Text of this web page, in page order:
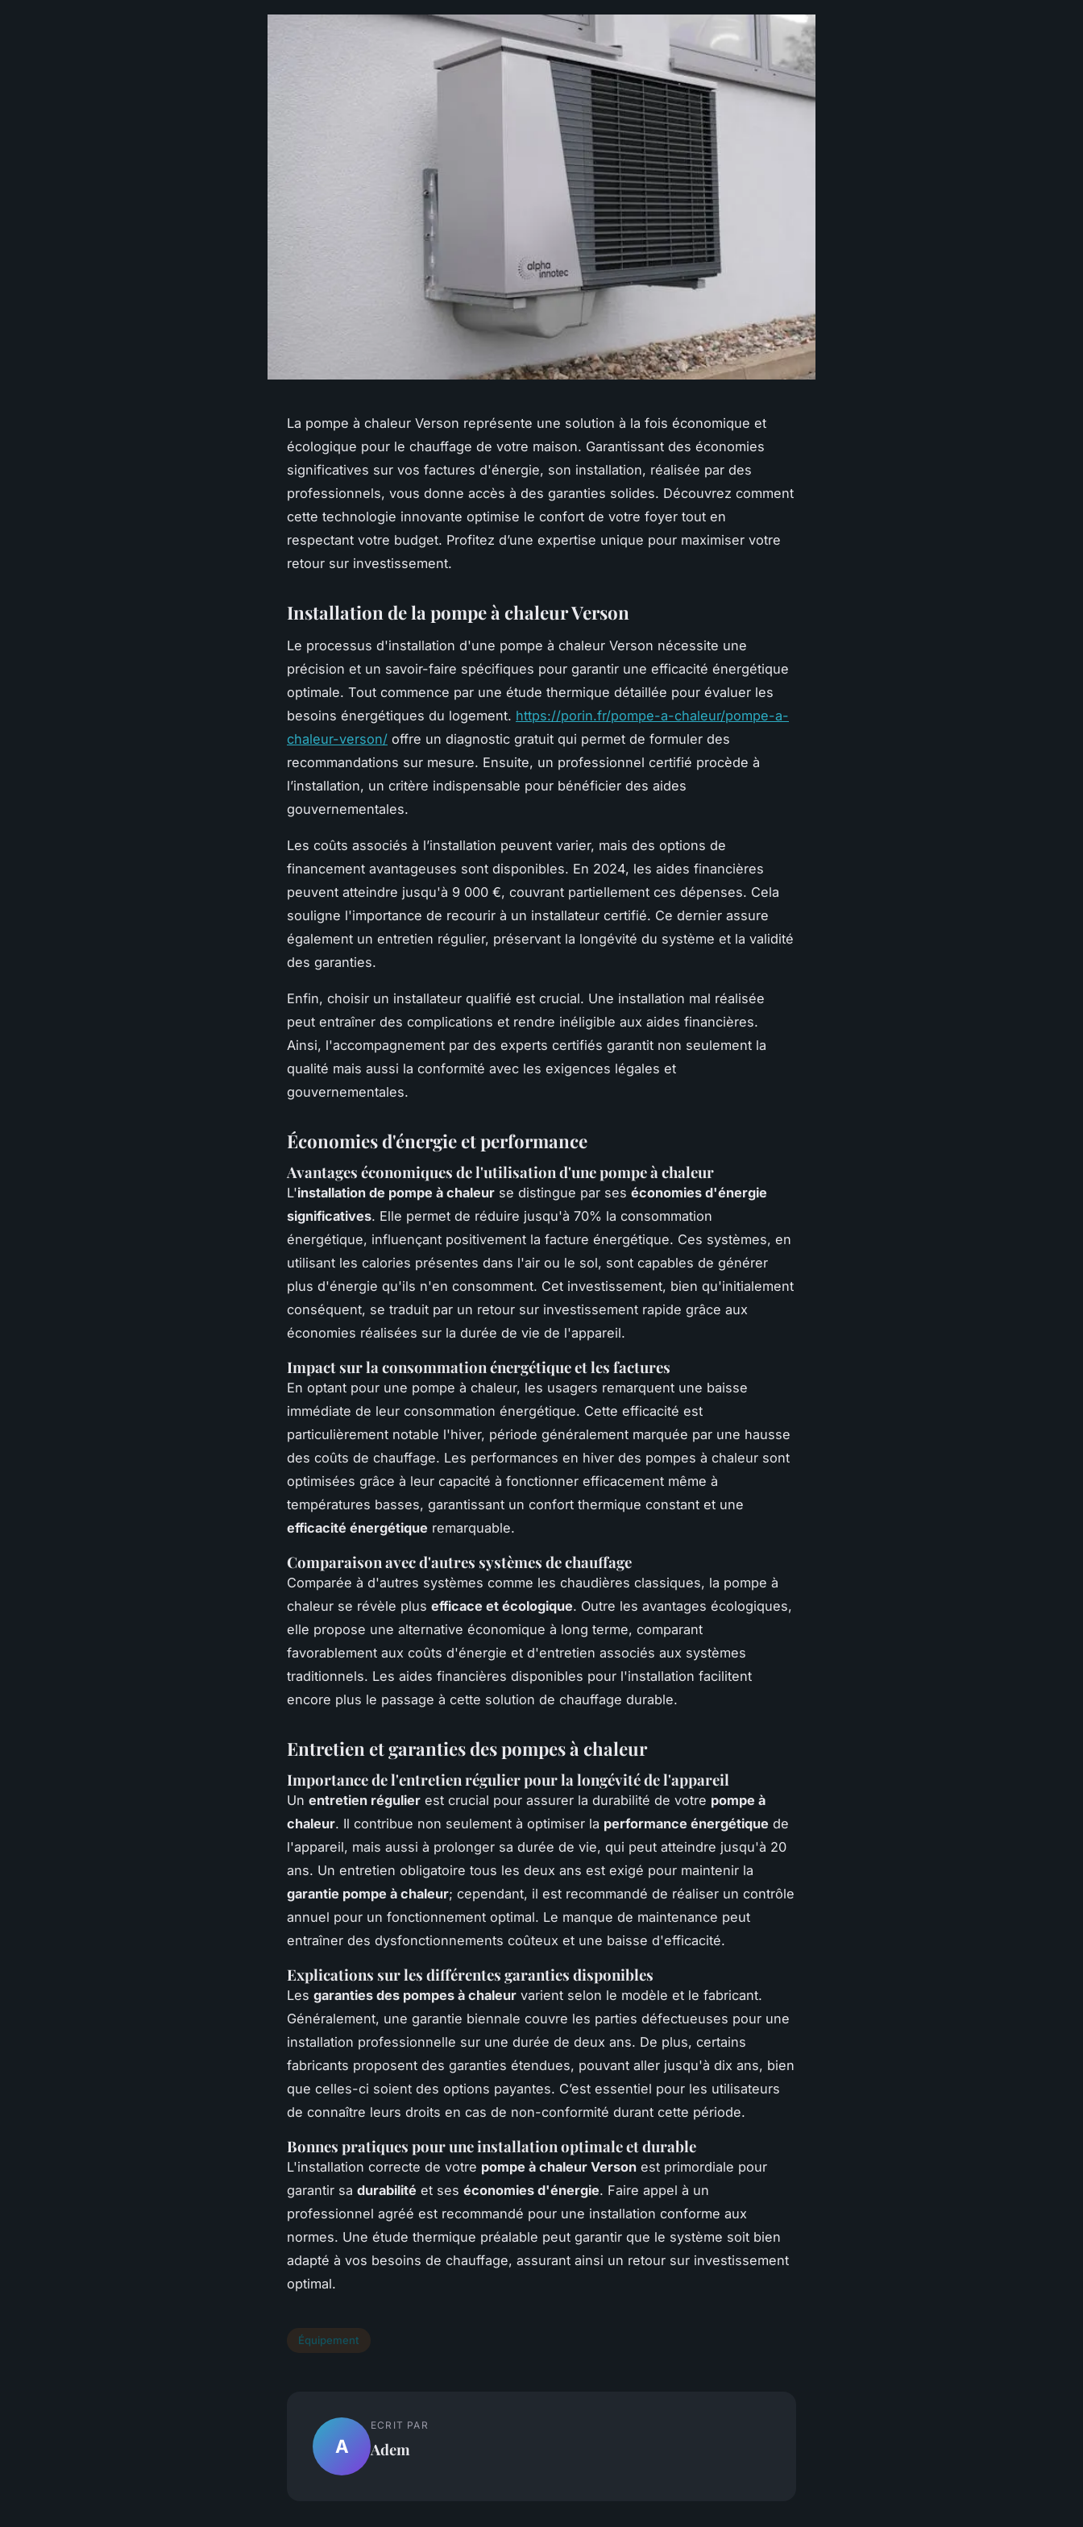
La pompe à chaleur Verson représente une solution à la fois économique et
écologique pour le chauffage de votre maison. Garantissant des économies
significatives sur vos factures d'énergie, son installation, réalisée par des
professionnels, vous donne accès à des garanties solides. Découvrez comment
cette technologie innovante optimise le confort de votre foyer tout en
respectant votre budget. Profitez d’une expertise unique pour maximiser votre
retour sur investissement.
Installation de la pompe à chaleur Verson
Le processus d'installation d'une pompe à chaleur Verson nécessite une
précision et un savoir-faire spécifiques pour garantir une efficacité énergétique
optimale. Tout commence par une étude thermique détaillée pour évaluer les
besoins énergétiques du logement. https://porin.fr/pompe-a-chaleur/pompe-a-
chaleur-verson/ offre un diagnostic gratuit qui permet de formuler des
recommandations sur mesure. Ensuite, un professionnel certifié procède à
l’installation, un critère indispensable pour bénéficier des aides
gouvernementales.
Les coûts associés à l’installation peuvent varier, mais des options de
financement avantageuses sont disponibles. En 2024, les aides financières
peuvent atteindre jusqu'à 9 000 €, couvrant partiellement ces dépenses. Cela
souligne l'importance de recourir à un installateur certifié. Ce dernier assure
également un entretien régulier, préservant la longévité du système et la validité
des garanties.
Enfin, choisir un installateur qualifié est crucial. Une installation mal réalisée
peut entraîner des complications et rendre inéligible aux aides financières.
Ainsi, l'accompagnement par des experts certifiés garantit non seulement la
qualité mais aussi la conformité avec les exigences légales et
gouvernementales.
Économies d'énergie et performance
Avantages économiques de l'utilisation d'une pompe à chaleur
L'installation de pompe à chaleur se distingue par ses économies d'énergie
significatives. Elle permet de réduire jusqu'à 70% la consommation
énergétique, influençant positivement la facture énergétique. Ces systèmes, en
utilisant les calories présentes dans l'air ou le sol, sont capables de générer
plus d'énergie qu'ils n'en consomment. Cet investissement, bien qu'initialement
conséquent, se traduit par un retour sur investissement rapide grâce aux
économies réalisées sur la durée de vie de l'appareil.
Impact sur la consommation énergétique et les factures
En optant pour une pompe à chaleur, les usagers remarquent une baisse
immédiate de leur consommation énergétique. Cette efficacité est
particulièrement notable l'hiver, période généralement marquée par une hausse
des coûts de chauffage. Les performances en hiver des pompes à chaleur sont
optimisées grâce à leur capacité à fonctionner efficacement même à
températures basses, garantissant un confort thermique constant et une
efficacité énergétique remarquable.
Comparaison avec d'autres systèmes de chauffage
Comparée à d'autres systèmes comme les chaudières classiques, la pompe à
chaleur se révèle plus efficace et écologique. Outre les avantages écologiques,
elle propose une alternative économique à long terme, comparant
favorablement aux coûts d'énergie et d'entretien associés aux systèmes
traditionnels. Les aides financières disponibles pour l'installation facilitent
encore plus le passage à cette solution de chauffage durable.
Entretien et garanties des pompes à chaleur
Importance de l'entretien régulier pour la longévité de l'appareil
Un entretien régulier est crucial pour assurer la durabilité de votre pompe à
chaleur. Il contribue non seulement à optimiser la performance énergétique de
l'appareil, mais aussi à prolonger sa durée de vie, qui peut atteindre jusqu'à 20
ans. Un entretien obligatoire tous les deux ans est exigé pour maintenir la
garantie pompe à chaleur; cependant, il est recommandé de réaliser un contrôle
annuel pour un fonctionnement optimal. Le manque de maintenance peut
entraîner des dysfonctionnements coûteux et une baisse d'efficacité.
Explications sur les différentes garanties disponibles
Les garanties des pompes à chaleur varient selon le modèle et le fabricant.
Généralement, une garantie biennale couvre les parties défectueuses pour une
installation professionnelle sur une durée de deux ans. De plus, certains
fabricants proposent des garanties étendues, pouvant aller jusqu'à dix ans, bien
que celles-ci soient des options payantes. C’est essentiel pour les utilisateurs
de connaître leurs droits en cas de non-conformité durant cette période.
Bonnes pratiques pour une installation optimale et durable
L'installation correcte de votre pompe à chaleur Verson est primordiale pour
garantir sa durabilité et ses économies d'énergie. Faire appel à un
professionnel agréé est recommandé pour une installation conforme aux
normes. Une étude thermique préalable peut garantir que le système soit bien
adapté à vos besoins de chauffage, assurant ainsi un retour sur investissement
optimal.
Équipement
A
ECRIT PAR
Adem